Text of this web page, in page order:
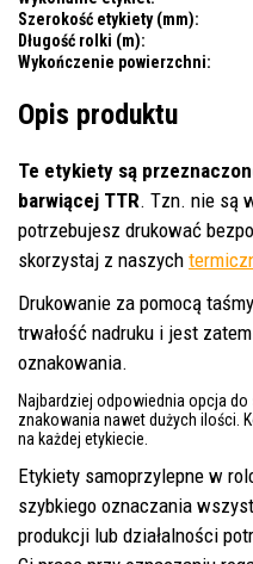
Szerokość etykiety (mm):
Długość rolki (m):
Wykończenie powierzchni:
Opis produktu
Te etykiety są
barwiącej TTR. Tzn. nie są
potrzebujesz drukować
skorzystaj z naszych
Drukowanie za pomocą
trwałość nadruku i jest
oznakowania.
Najbardziej odpowiednia opcja
znakowania nawet dużych ilości.
na każdej etykiecie.
Etykiety samoprzylepne w
szybkiego oznaczania
produkcji lub działalności